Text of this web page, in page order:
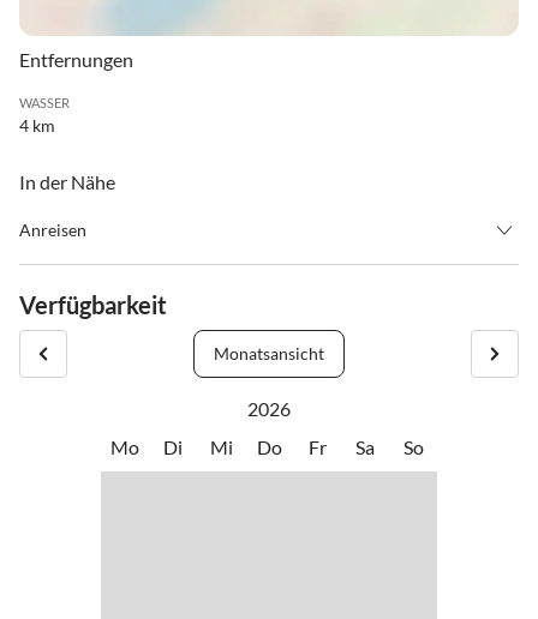
Entfernungen
WASSER
4 km
In der Nähe
Anreisen
Sie erhalten einen doppelten Code zum zeitliche begrenzten
1. Eingangstür zur Straße über den RITTO Code ( die Tür rechts
Verfügbarkeit
Monatsansicht
2026
Mo
Di Mi Do Fr Sa So